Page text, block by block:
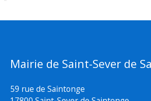
Mairie de Saint-Sever de
59 rue de Saintonge